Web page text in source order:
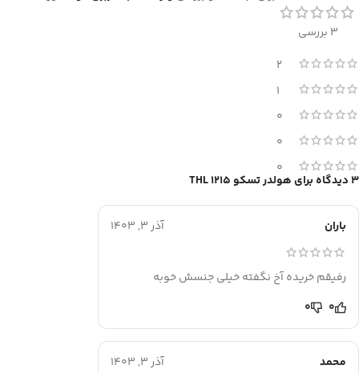
3 بررسی
2
1
0
0
0
3 دیدگاه برای هولدر تسکو THL 1215
باران آذر 3, 1403
رفیقم خریده آخ نگفته خیلی جنسش خوبه
0
0
محمد آذر 3, 1403